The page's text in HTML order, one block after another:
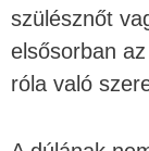
szülésznőt
elsősorban
róla való